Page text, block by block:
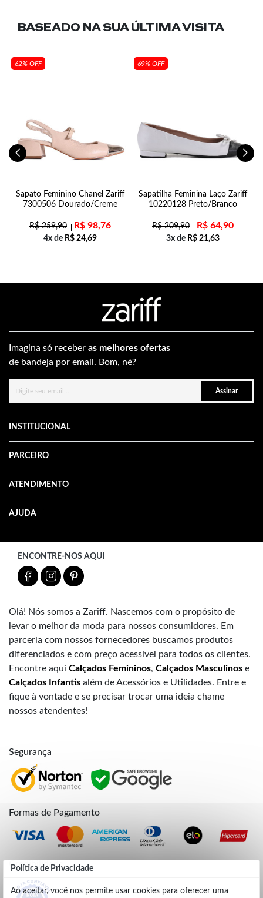
Política de Privacidade
Ao aceitar, você nos permite usar cookies para oferecer uma
BASEADO NA SUAÚLTIMA VISITA
62% OFF
Sapato Feminino Chanel Zariff
7300506 Dourado/Creme
R$259,90 R$ 98,76
4x de R$ 24,69
69% OFF
Sapatilha Feminina Laço Zariff
10220128 Preto/Branco
R$209,90 R$ 64,90
3x de R$ 21,63
Imagina só receber as melhores ofertas
de bandeja por email. Bom, né?
Assinar
INSTITUCIONAL
PARCEIRO
ATENDIMENTO
AJUDA
ENCONTRE-NOS AQUI
Olá! Nós somos a Zariff. Nascemos com o propósito de
levar o melhor da moda para nossos consumidores. Em
parceria com nossos fornecedores buscamos produtos
diferenciados e com preço acessível para todos os clientes.
Encontre aqui Calçados Femininos, Calçados Masculinos e
Calçados Infantis além de Acessórios e Utilidades. Entre e
fique à vontade e se precisar trocar uma ideia chame
nossos atendentes!
Segurança
Formas de Pagamento
Credibilidade